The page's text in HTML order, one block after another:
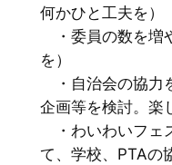
何かひと工夫を）
・委員の数を増
を）
・自治会の協力
企画等を検討。楽
・わいわいフェ
て、学校、PTAの